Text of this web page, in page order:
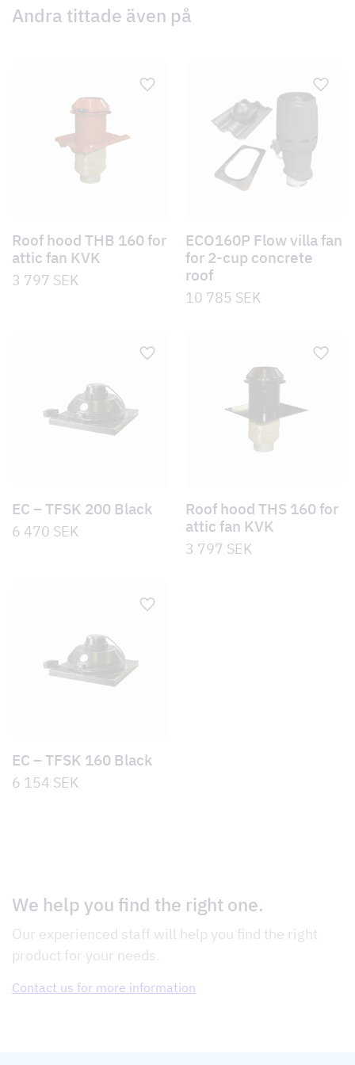
Andra tittade även på
Roof hood THB 160 for
attic fan KVK
3 797 SEK
ECO160P Flow villa fan
for 2-cup concrete
roof
10 785 SEK
EC – TFSK 200 Black
6 470 SEK
Roof hood THS 160 for
attic fan KVK
3 797 SEK
EC – TFSK 160 Black
6 154 SEK
We help you find the right one.
Our experienced staff will help you find the right
product for your needs.
Contact us for more information